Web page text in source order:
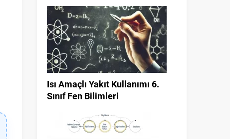
Isı Amaçlı Yakıt Kullanımı 6.
Sınıf Fen Bilimleri